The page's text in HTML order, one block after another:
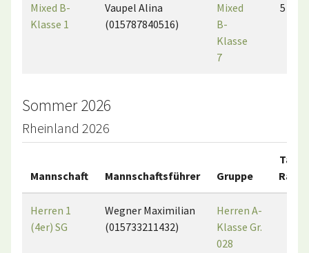
Mixed B-
Klasse 1
Vaupel Alina
(015787840516)
Mixed
B-
Klasse
7
5
Sommer 2026
Rheinland 2026
Mannschaft Mannschaftsführer Gruppe
Tab.-
Rang
Herren 1
(4er) SG
Wegner Maximilian
(015733211432)
Herren A-
Klasse Gr.
028